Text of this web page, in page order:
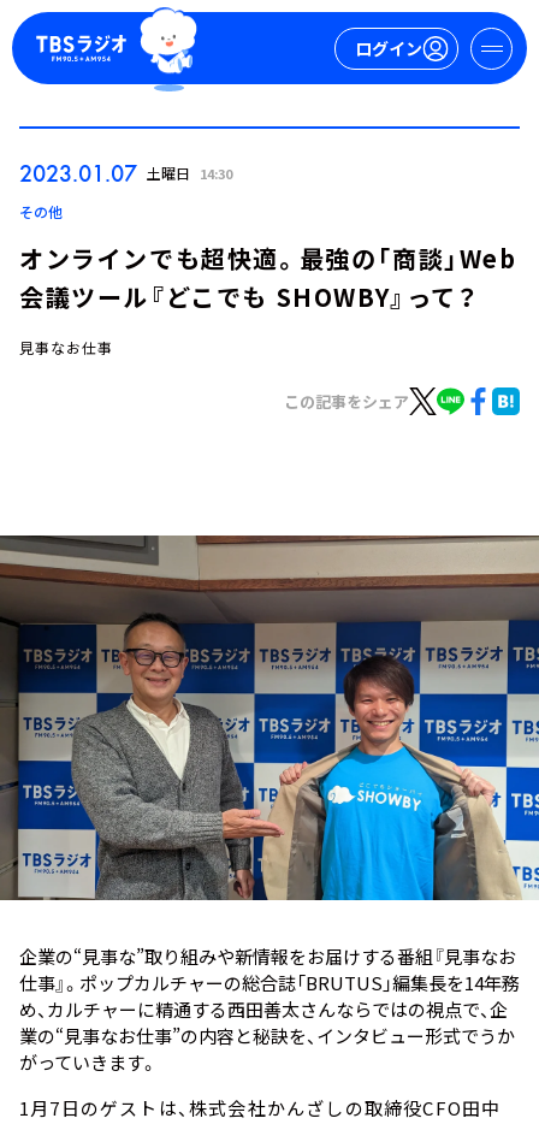
ログイン
お知らせ
イベント・グッズ
YouTube
会社情報
2023.01.07 土曜日 14:30
その他
オンラインでも超快適。最強の「商談」Web
会議ツール『どこでも SHOWBY』って？
見事なお仕事
この記事をシェア
企業の“見事な”取り組みや新情報をお届けする番組『見事なお
仕事』。ポップカルチャーの総合誌「BRUTUS」編集長を14年務
め、カルチャーに精通する西田善太さんならではの視点で、企
業の“見事なお仕事”の内容と秘訣を、インタビュー形式でうか
がっていきます。
1月7日のゲストは、株式会社かんざしの取締役CFO田中